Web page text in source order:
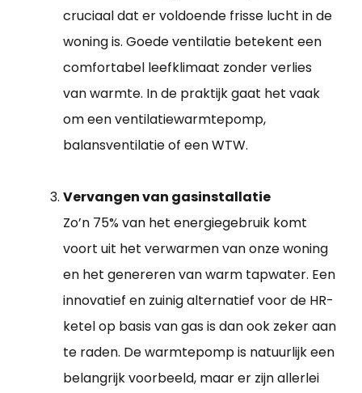
cruciaal dat er voldoende frisse lucht in de
woning is. Goede ventilatie betekent een
comfortabel leefklimaat zonder verlies
van warmte. In de praktijk gaat het vaak
om een ventilatiewarmtepomp,
balansventilatie of een WTW.
Vervangen van gasinstallatie
Zo’n 75% van het energiegebruik komt
voort uit het verwarmen van onze woning
en het genereren van warm tapwater. Een
innovatief en zuinig alternatief voor de HR-
ketel op basis van gas is dan ook zeker aan
te raden. De warmtepomp is natuurlijk een
belangrijk voorbeeld, maar er zijn allerlei